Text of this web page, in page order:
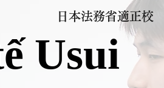
Usui
日本法務省適正校